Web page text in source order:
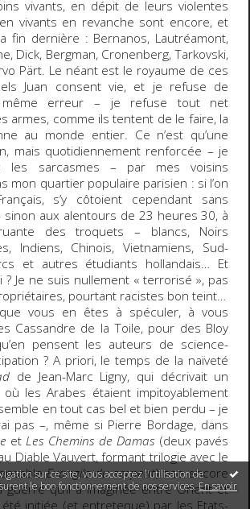
sur ce site, vous acceptez l'utilisation de
le bon fonctionnement de nos services.En savoir
vivants, en dépit de leurs violentes
vivants en revanche sont encore, et
fin dernière : Bernanos, Lautréamont,
Dick, Bergman, Cronenberg, Tarkovski,
Pärt. Le néant est le royaume de ces
Juan consent vie, et je refuse de
même erreur – je refuse tout net
armes, comme ils tentent de le faire, la
au monde entier. Ce n’est qu’une
mais quotidiennement renforcée – je
les sarcasmes – par mes voisins
mon quartier populaire parisien : si l’on
s’y côtoient cependant sans
sinon aux alentours de 23 heures 30, à
des troquets – blancs, Noirs
Indiens, Chinois, Vietnamiens, Sud-
et autres étudiants hollandais… Et
? Je ne suis nullement « terrorisé », pas
pourtant racistes bon teint…
vous en êtes à spéculer, à vous
Cassandre de la Toile, pour des Bloy
pensent les auteurs de science-
? A priori, le temps de la naïveté
de Jean-Marc Ligny, qui décrivait un
où les Arabes étaient impitoyablement
en tout cas bel et bien perdu – je
pas –, même si Pierre Bordage, dans
et Les Chemins de Damas (deux pavés
Diable Vauvert, formant trilogie avec le
Evangile du serpent) ose encore
guerre qu’il a imaginée entre Orient et
initiée (et entretenue) par les Etats-